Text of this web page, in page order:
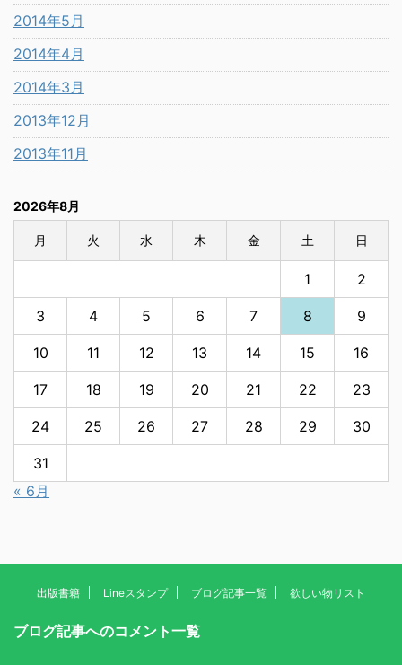
2014年5月
2014年4月
2014年3月
2013年12月
2013年11月
2026年8月
月 火 水 木 金 土 日
1 2
3 4 5 6 7 8 9
10 11 12 13 14 15 16
17 18 19 20 21 22 23
24 25 26 27 28 29 30
31
« 6月
出版書籍 Lineスタンプ ブログ記事一覧 欲しい物リスト
ブログ記事へのコメント一覧